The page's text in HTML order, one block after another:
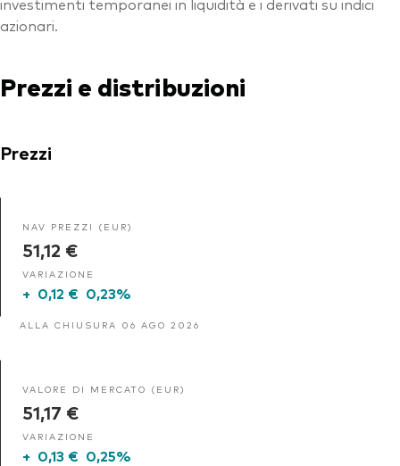
azionari.
Prezzi e distribuzioni
Prezzi
NAV PREZZI (EUR)
51,12 €
VARIAZIONE
+ 0,12 € 0,23%
ALLA CHIUSURA 06 AGO 2026
VALORE DI MERCATO (EUR)
51,17 €
VARIAZIONE
+ 0,13 € 0,25%